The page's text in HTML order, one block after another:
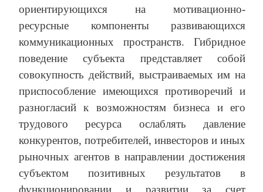
ориентирующихся на мотивационно-
ресурсные компоненты развивающихся
коммуникационных пространств. Гибридное
поведение субъекта представляет собой
совокупность действий, выстраиваемых им на
приспособление имеющихся противоречий и
разногласий к возможностям бизнеса и его
трудового ресурса ослаблять давление
конкурентов, потребителей, инвесторов и иных
рыночных агентов в направлении достижения
субъектом позитивных результатов в
функционировании и развитии за счет